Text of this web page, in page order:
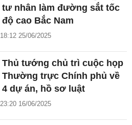
tư nhân làm đường sắt tốc
độ cao Bắc Nam
18:12 25/06/2025
Thủ tướng chủ trì cuộc họp
Thường trực Chính phủ về
4 dự án, hồ sơ luật
23:20 16/06/2025